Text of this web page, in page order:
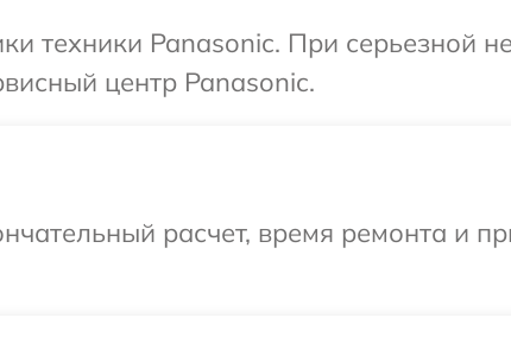
техники Panasonic. При серьезной
центр Panasonic.
расчет, время ремонта и